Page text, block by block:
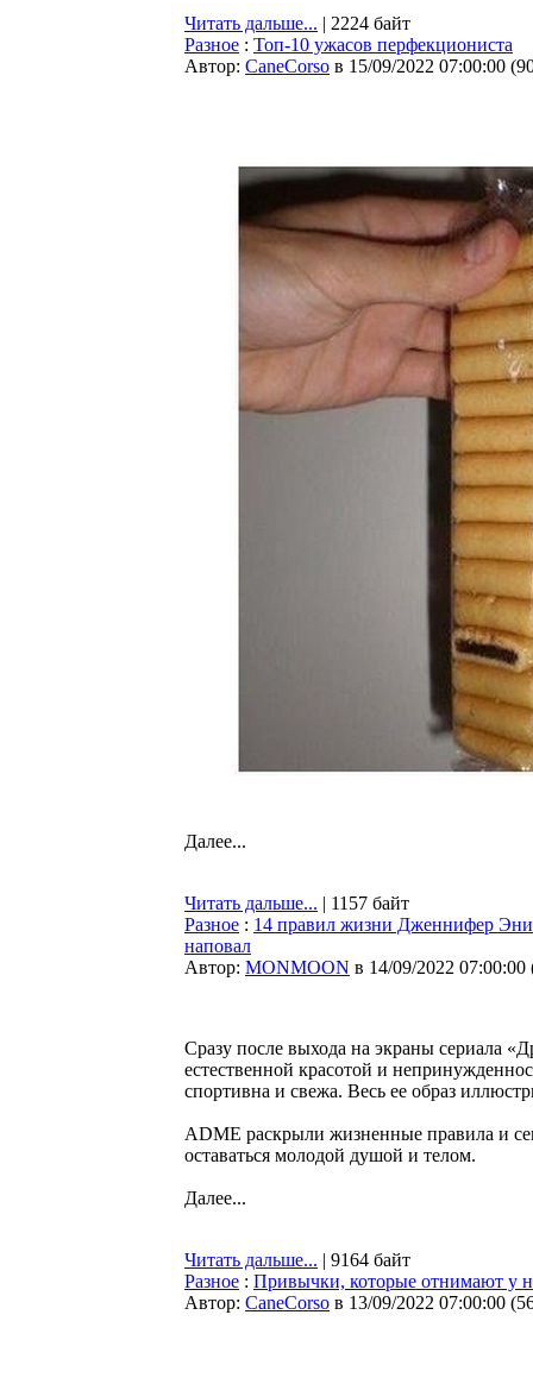
Читать дальше... | 2224 байт
Разное : Топ-10 ужасов перфекциониста
Автор: CaneCorso в 15/09/2022 07:00:00 (
Далее...
Читать дальше... | 1157 байт
Разное : 14 правил жизни Дженнифер
наповал
Автор: MONMOON в 14/09/2022 07:00:00
Сразу после выхода на экраны сериала
естественной красотой и
спортивна и свежа. Весь ее образ
ADME раскрыли жизненные правила и
оставаться молодой душой и телом.
Далее...
Читать дальше... | 9164 байт
Разное : Привычки, которые отнимают у
Автор: CaneCorso в 13/09/2022 07:00:00 (